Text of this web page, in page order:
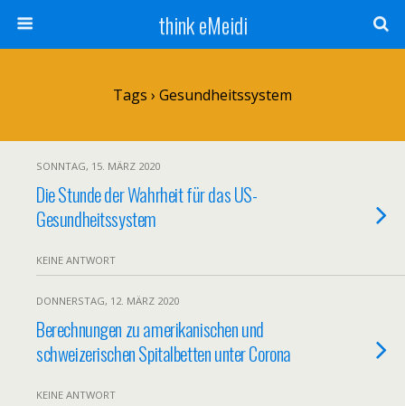
think eMeidi
Tags › Gesundheitssystem
SONNTAG, 15. MÄRZ 2020
Die Stunde der Wahrheit für das US-
Gesundheitssystem
KEINE ANTWORT
DONNERSTAG, 12. MÄRZ 2020
Berechnungen zu amerikanischen und
schweizerischen Spitalbetten unter Corona
KEINE ANTWORT